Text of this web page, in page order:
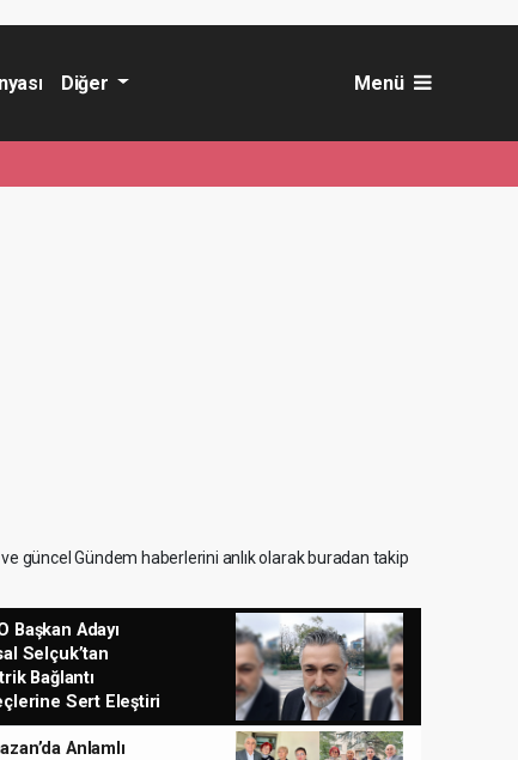
Diğer Menü
güncel Gündem haberlerini anlık olarak buradan takip
Başkan Adayı
Selçuk’tan
Bağlantı
Sert Eleştiri
Anlamlı